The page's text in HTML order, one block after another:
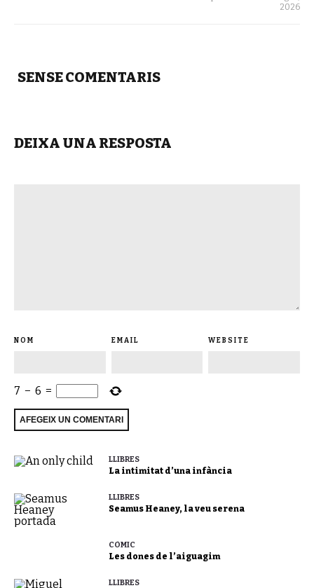
2026
SENSE COMENTARIS
DEIXA UNA RESPOSTA
NOM EMAIL WEBSITE
7 − 6 =
LLIBRES
La intimitat d’una infància
LLIBRES
Seamus Heaney, la veu serena
CÒMIC
Les dones de l’aiguagim
LLIBRES